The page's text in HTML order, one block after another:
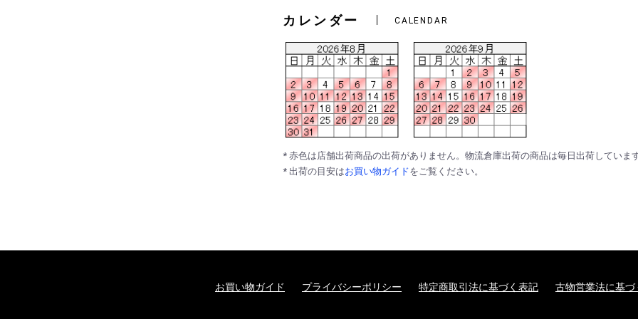
カレンダー CALENDAR
* 赤色は店舗出荷商品の出荷がありません。物流倉庫出荷の商品は毎日出荷しています
* 出荷の目安はお買い物ガイドをご覧ください。
お買い物ガイド プライバシーポリシー 特定商取引法に基づく表記 古物営業法に基づ